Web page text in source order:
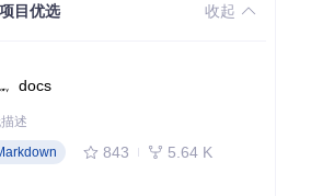
项目优选 收起
docs
述
843 5.64 K